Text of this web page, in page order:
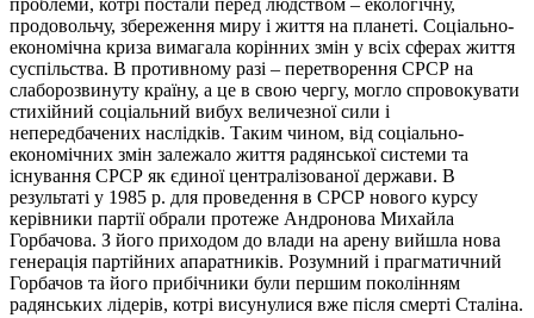
проблеми, котрі постали перед людством – екологічну,
продовольчу, збереження миру і життя на планеті. Соціально-
економічна криза вимагала корінних змін у всіх сферах життя
суспільства. В противному разі – перетворення СРСР на
слаборозвинуту країну, а це в свою чергу, могло спровокувати
стихійний соціальний вибух величезної сили і
непередбачених наслідків. Таким чином, від соціально-
економічних змін залежало життя радянської системи та
існування СРСР як єдиної централізованої держави. В
результаті у 1985 р. для проведення в СРСР нового курсу
керівники партії обрали протеже Андронова Михайла
Горбачова. З його приходом до влади на арену вийшла нова
генерація партійних апаратників. Розумний і прагматичний
Горбачов та його прибічники були першим поколінням
радянських лідерів, котрі висунулися вже після смерті Сталіна.